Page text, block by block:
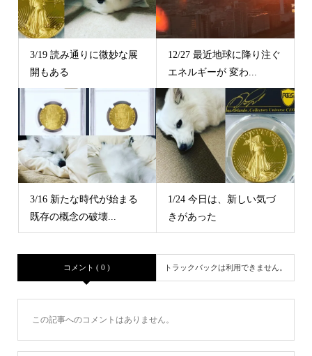
3/19 読み通りに微妙な展
開もある
12/27 最近地球に降り注ぐ
エネルギーが 変わ...
3/16 新たな時代が始まる
既存の概念の破壊...
1/24 今日は、新しい気づ
きがあった
コメント ( 0 ) トラックバックは利用できません。
この記事へのコメントはありません。